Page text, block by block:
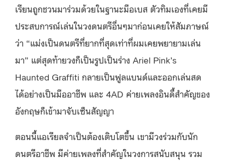
เรียนถูกชวนมาร่วมด้วยในฐานะมือเบส ตัวทิมเองที่เคยมี
ประสบการณ์เล่นในวงดนตรีอื่นๆมาก่อนเคยให้สัมภาษณ์
ว่า “แม่งเป็นดนตรีที่ยากที่สุดเท่าที่ผมเคยพยายามเล่น
มา” แต่สุดท้ายวงก็เป็นรูปเป็นร่าง Ariel Pink’s
Haunted Graffiti กลายเป็นฟูลแบนด์และออกเล่นสด
ได้อย่างเป็นมืออาชีพ และ 4AD ค่ายเพลงอินดี้สำคัญของ
อังกฤษก็เข้ามาจับเซ็นสัญญา
ตอนนี้แอเรียลจำเป็นต้องเติบโตขึ้น เขามีวงร่วมกับนัก
ดนตรีอาชีพ มีค่ายเพลงที่สำคัญในวงการสนับสนุน รวม